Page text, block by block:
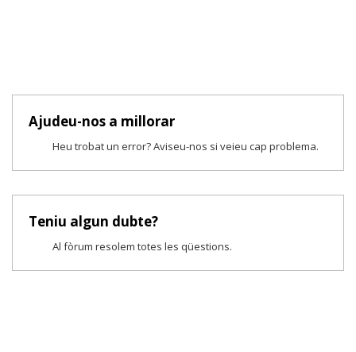
Ajudeu-nos a millorar
Heu trobat un error? Aviseu-nos si veieu cap problema.
Teniu algun dubte?
Al fòrum resolem totes les qüestions.